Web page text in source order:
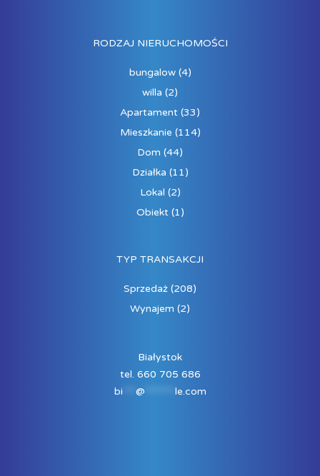
RODZAJ NIERUCHOMOŚCI
bungalow(4)
willa (2)
Apartament (33)
Mieszkanie (114)
Dom (44)
Działka (11)
Lokal (2)
Obiekt(1)
TYP TRANSAKCJI
Sprzedaż (208)
Wynajem (2)
Białystok
tel. 660 705 686
bi
@ le.com